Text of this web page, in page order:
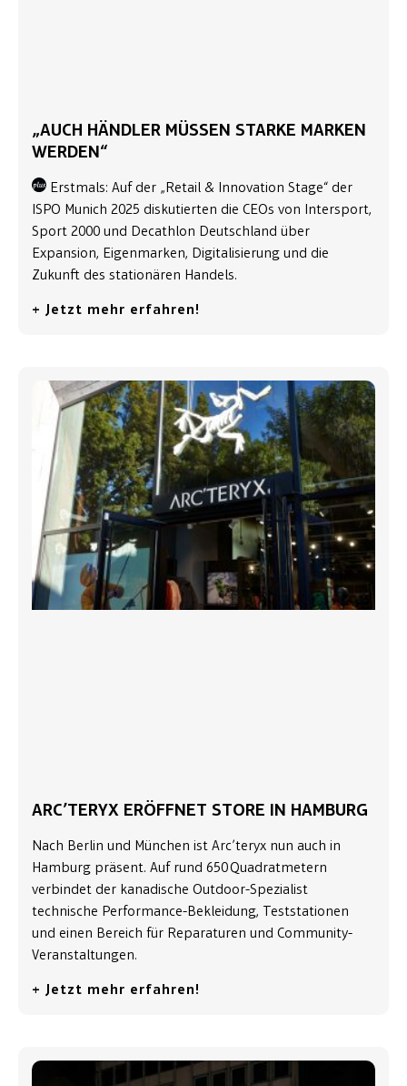
„AUCH HÄNDLER MÜSSEN STARKE MARKEN
WERDEN“
Erstmals: Auf der „Retail & Innovation Stage“ der
ISPO Munich 2025 diskutierten die CEOs von Intersport,
Sport 2000 und Decathlon Deutschland über
Expansion, Eigenmarken, Digitalisierung und die
Zukunft des stationären Handels.
+ Jetzt mehr erfahren!
ARC’TERYX ERÖFFNET STORE IN HAMBURG
Nach Berlin und München ist Arc’teryx nun auch in
Hamburg präsent. Auf rund 650 Quadratmetern
verbindet der kanadische Outdoor-Spezialist
technische Performance-Bekleidung, Teststationen
und einen Bereich für Reparaturen und Community-
Veranstaltungen.
+ Jetzt mehr erfahren!